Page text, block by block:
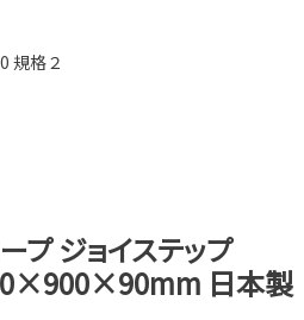
規格２
プ ジョイステップ
日本製